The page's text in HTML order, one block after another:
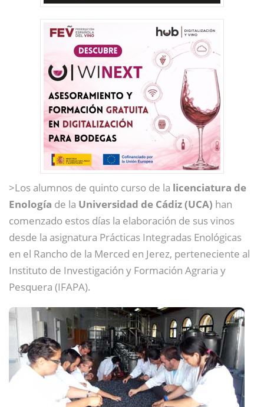
>Los alumnos de quinto curso de la licenciatura de
Enología de la Universidad de Cádiz (UCA) han
comenzado estos días la elaboración de sus vinos
desde la asignatura Prácticas Integradas Enológicas
en el Rancho de la Merced en Jerez, perteneciente al
Instituto de Investigación y Formación Agraria y
Pesquera (IFAPA).